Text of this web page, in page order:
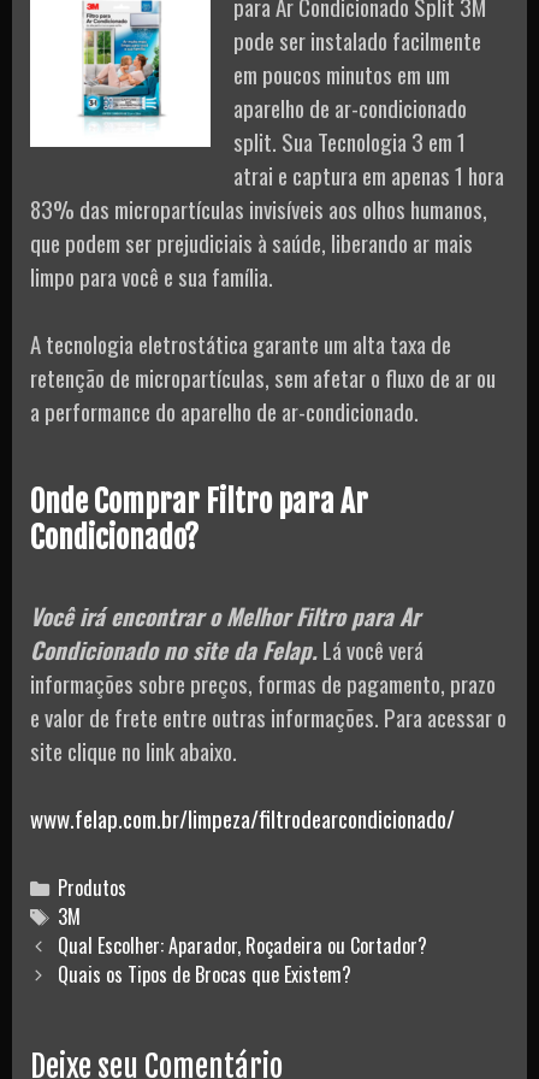
pode ser instalado facilmente
em poucos minutos em um
aparelho de ar-condicionado
split. Sua Tecnologia 3 em 1
atrai e captura em apenas 1 hora
83% das micropartículas invisíveis aos olhos humanos,
que podem ser prejudiciais à saúde, liberando ar mais
limpo para você e sua família.
A tecnologia eletrostática garante um alta taxa de
retenção de micropartículas, sem afetar o fluxo de ar ou
a performance do aparelho de ar-condicionado.
Onde Comprar Filtro para Ar
Condicionado?
Você irá encontrar o Melhor Filtro para Ar
Condicionado no site da Felap.Lá você verá
informações sobre preços, formas de pagamento, prazo
e valor de frete entre outras informações. Para acessar o
site clique no link abaixo.
www.felap.com.br/limpeza/filtrodearcondicionado/
Categories
Produtos
Tags
3M
Post
navigation
Qual Escolher: Aparador, Roçadeira ou Cortador?
Quais os Tipos de Brocas que Existem?
Deixe seu Comentário